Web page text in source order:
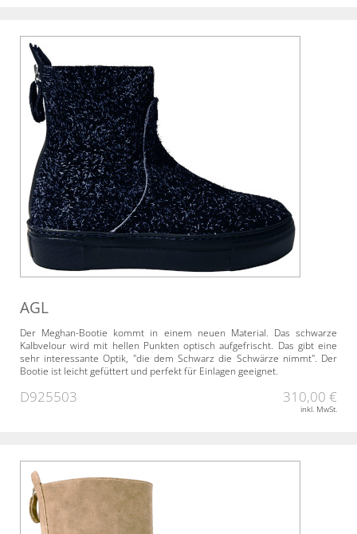
AGL
Der Meghan-Bootie kommt in einem neuen Material. Das schwarze
Kalbvelour wird mit hellen Punkten optisch aufgefrischt. Das gibt eine
sehr interessante Optik, "die dem Schwarz die Schwärze nimmt". Der
Bootie ist leicht gefüttert und perfekt für Einlagen geeignet.
D925503 310,00 €
inkl. MwSt.